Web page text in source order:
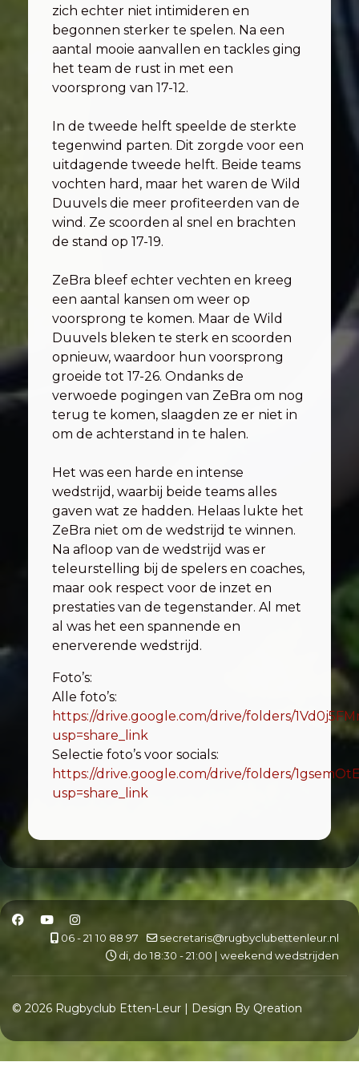
zich echter niet intimideren en
begonnen sterker te spelen. Na een
aantal mooie aanvallen en tackles ging
het team de rust in met een
voorsprong van 17-12.
In de tweede helft speelde de sterkte
tegenwind parten. Dit zorgde voor een
uitdagende tweede helft. Beide teams
vochten hard, maar het waren de Wild
Duuvels die meer profiteerden van de
wind. Ze scoorden al snel en brachten
de stand op 17-19.
ZeBra bleef echter vechten en kreeg
een aantal kansen om weer op
voorsprong te komen. Maar de Wild
Duuvels bleken te sterk en scoorden
opnieuw, waardoor hun voorsprong
groeide tot 17-26. Ondanks de
verwoede pogingen van ZeBra om nog
terug te komen, slaagden ze er niet in
om de achterstand in te halen.
Het was een harde en intense
wedstrijd, waarbij beide teams alles
gaven wat ze hadden. Helaas lukte het
ZeBra niet om de wedstrijd te winnen.
Na afloop van de wedstrijd was er
teleurstelling bij de spelers en coaches,
maar ook respect voor de inzet en
prestaties van de tegenstander. Al met
al was het een spannende en
enerverende wedstrijd.
Foto’s:
Alle foto’s:
https://drive.google.com/drive/folders/
usp=share_link
Selectie foto’s voor socials:
https://drive.google.com/drive/folders/
usp=share_link
06 - 21 10 88 97
secretaris@rugbyclubettenleur.nl
di, do 18:30 - 21:00 | weekend wedstrijden
© 2026 Rugbyclub Etten-Leur | Design By Qreation